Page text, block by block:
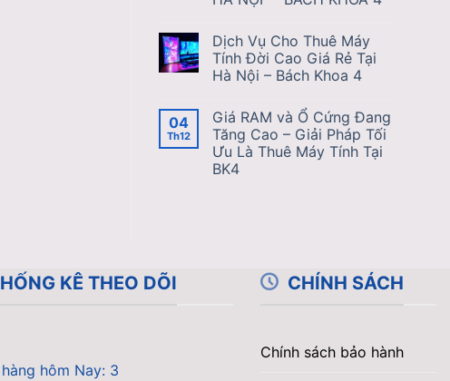
Dịch Vụ Cho Thuê Máy
Tính Đời Cao Giá Rẻ Tại
Hà Nội – Bách Khoa 4
04
Th12
Giá RAM và Ổ Cứng Đang
Tăng Cao – Giải Pháp Tối
Ưu Là Thuê Máy Tính Tại
BK4
KÊ THEO DÕI
hôm Nay: 3
CHÍNH SÁCH
Chính sách bảo hành